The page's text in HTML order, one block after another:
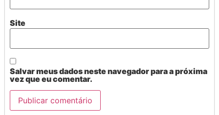
Site
Salvar meus dados neste navegador para a próxima
vez que eu comentar.